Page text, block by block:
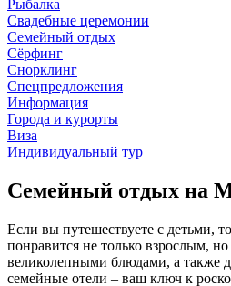
Рыбалка
Свадебные церемонии
Семейный отдых
Сёрфинг
Снорклинг
Спецпредложения
Информация
Города и курорты
Виза
Индивидуальный тур
Семейный отдых на
Если вы путешествуете с детьми,
понравится не только взрослым,
великолепными блюдами, а также
семейные отели – ваш ключ к